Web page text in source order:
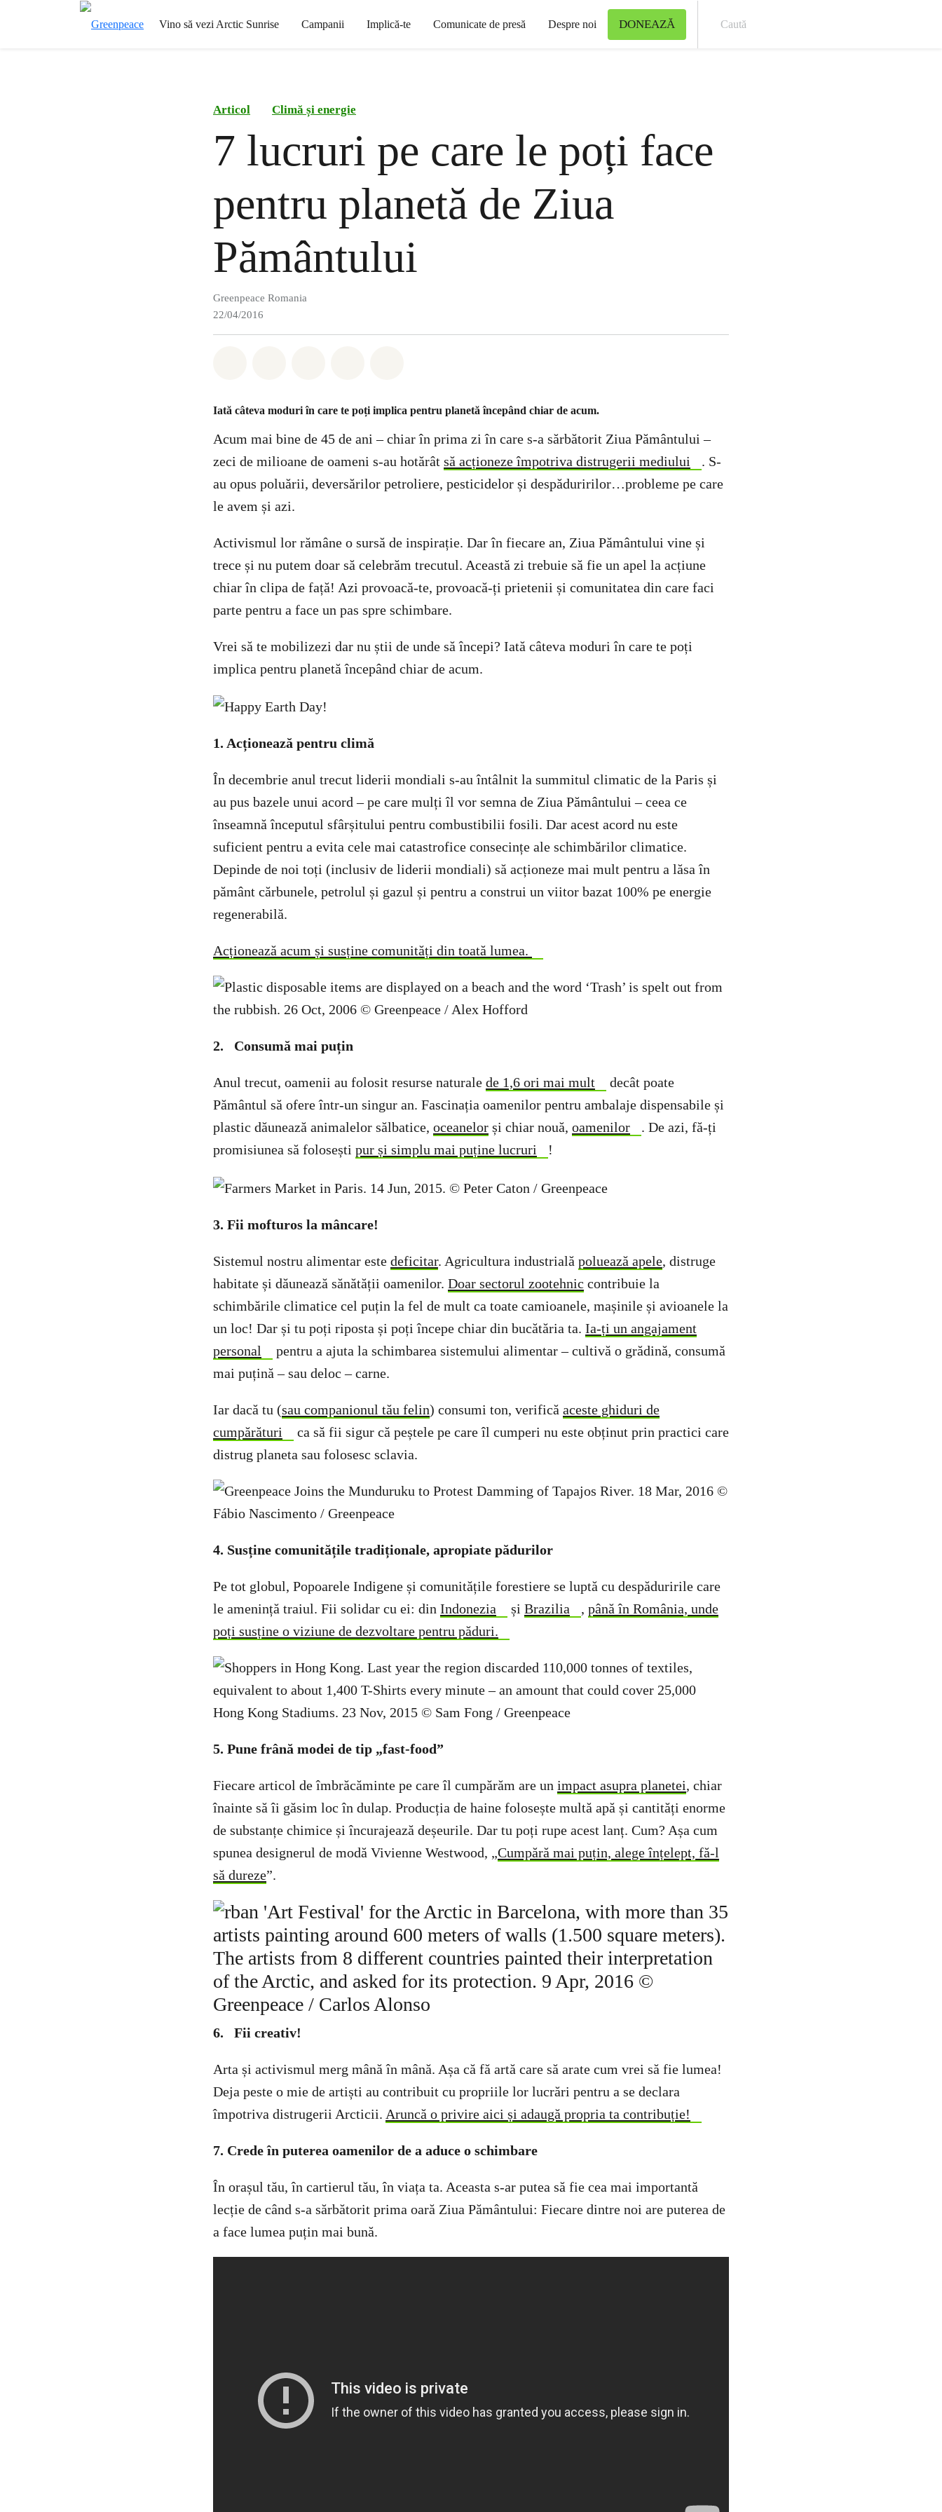
Vino să vezi Arctic Sunrise Campanii Implică-te Comunicate de presă Despre noi DONEAZĂ
Articol Climă și energie
7 lucruri pe care le poți face
pentru planetă de Ziua
Pământului
Greenpeace Romania
22/04/2016
Iată câteva moduri în care te poți implica pentru planetă începând chiar de acum.
Acum mai bine de 45 de ani – chiar în prima zi în care s-a sărbătorit Ziua Pământului –
zeci de milioane de oameni s-au hotărât să acționeze împotriva distrugerii mediului
. S-
au opus poluării, deversărilor petroliere, pesticidelor și despăduririlor…probleme pe care
le avem și azi.
Activismul lor rămâne o sursă de inspirație. Dar în fiecare an, Ziua Pământului vine și
trece și nu putem doar să celebrăm trecutul. Această zi trebuie să fie un apel la acțiune
chiar în clipa de față! Azi provoacă-te, provoacă-ți prietenii și comunitatea din care faci
parte pentru a face un pas spre schimbare.
Vrei să te mobilizezi dar nu știi de unde să începi? Iată câteva moduri în care te poți
implica pentru planetă începând chiar de acum.
1. Acționează pentru climă
În decembrie anul trecut liderii mondiali s-au întâlnit la summitul climatic de la Paris și
au pus bazele unui acord – pe care mulți îl vor semna de Ziua Pământului – ceea ce
înseamnă începutul sfârșitului pentru combustibilii fosili. Dar acest acord nu este
suficient pentru a evita cele mai catastrofice consecințe ale schimbărilor climatice.
Depinde de noi toți (inclusiv de liderii mondiali) să acționeze mai mult pentru a lăsa în
pământ cărbunele, petrolul și gazul și pentru a construi un viitor bazat 100% pe energie
regenerabilă.
Acționează acum și susține comunități din toată lumea.
2. Consumă mai puțin
Anul trecut, oamenii au folosit resurse naturale de 1,6 ori mai mult
decât poate
Pământul să ofere într-un singur an. Fascinația oamenilor pentru ambalaje dispensabile și
plastic dăunează animalelor sălbatice, oceanelor și chiar nouă, oamenilor
. De azi, fă-ți
promisiunea să folosești pur și simplu mai puține lucruri !
3. Fii mofturos la mâncare!
Sistemul nostru alimentar este deficitar. Agricultura industrială poluează apele, distruge
habitate și dăunează sănătății oamenilor. Doar sectorul zootehnic contribuie la
schimbările climatice cel puțin la fel de mult ca toate camioanele, mașinile și avioanele la
un loc! Dar și tu poți riposta și poți începe chiar din bucătăria ta. Ia-ți un angajament
personal
pentru a ajuta la schimbarea sistemului alimentar – cultivă o grădină, consumă
mai puțină – sau deloc – carne.
Iar dacă tu (sau companionul tău felin) consumi ton, verifică aceste ghiduri de
cumpărături
ca să fii sigur că peștele pe care îl cumperi nu este obținut prin practici care
distrug planeta sau folosesc sclavia.
4. Susține comunitățile tradiționale, apropiate pădurilor
Pe tot globul, Popoarele Indigene și comunitățile forestiere se luptă cu despăduririle care
le amenință traiul. Fii solidar cu ei: din Indonezia și Brazilia , până în România, unde
poți susține o viziune de dezvoltare pentru păduri.
5. Pune frână modei de tip „fast-food”
Fiecare articol de îmbrăcăminte pe care îl cumpărăm are un impact asupra planetei, chiar
înainte să îi găsim loc în dulap. Producția de haine folosește multă apă și cantități enorme
de substanțe chimice și încurajează deșeurile. Dar tu poți rupe acest lanț. Cum? Așa cum
spunea designerul de modă Vivienne Westwood, „Cumpără mai puțin, alege înțelept, fă-l
să dureze”.
6. Fii creativ!
Arta și activismul merg mână în mână. Așa că fă artă care să arate cum vrei să fie lumea!
Deja peste o mie de artiști au contribuit cu propriile lor lucrări pentru a se declara
împotriva distrugerii Arcticii. Aruncă o privire aici și adaugă propria ta contribuție!
7. Crede în puterea oamenilor de a aduce o schimbare
În orașul tău, în cartierul tău, în viața ta. Aceasta s-ar putea să fie cea mai importantă
lecție de când s-a sărbătorit prima oară Ziua Pământului: Fiecare dintre noi are puterea de
a face lumea puțin mai bună.